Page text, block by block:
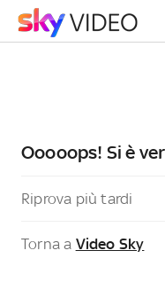
Ooooops! Si è
Riprova più tardi
Torna a Video Sky